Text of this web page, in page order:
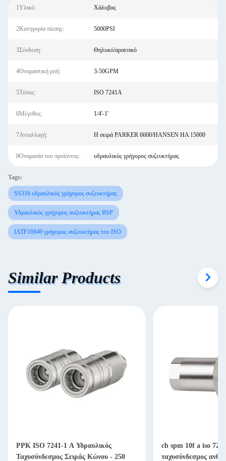
1Υλικό: Χάλυβας
2Κατηγορία πίεσης: 5000PSI
3Σύνδεση: Θηλυκό/αρσενικό
4Ονομαστική ροή: 3-50GPM
5Τύπος: ISO 7241Α
6Μέγεθος: 1/4'-1'
7Ανταλλαγή: Η σειρά PARKER 6600/HANSEN HA 15000
8Ονομασία του προϊόντος: υδραυλικός γρήγορος συζευκτήρας
Tags:
SS316 υδραυλικός γρήγορος συζευκτήρας
Υδραυλικός γρήγορος συζευκτήρας BSP
IATF16949 γρήγορος συζευκτήρας του ISO
Similar Products
PPK ISO 7241-1 A Υδραυλικός
Ταχυσύνδεσμος Σειράς Κώνου - 250
cb spm 10f a iso
ταχυσύνδεσμος